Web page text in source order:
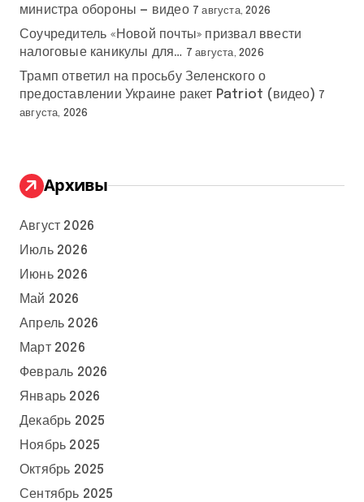
министра обороны — видео 7 августа, 2026
Соучредитель «Новой почты» призвал ввести
налоговые каникулы для… 7 августа, 2026
Трамп ответил на просьбу Зеленского о
предоставлении Украине ракет Patriot (видео) 7
августа, 2026
Архивы
Август 2026
Июль 2026
Июнь 2026
Май 2026
Апрель 2026
Март 2026
Февраль 2026
Январь 2026
Декабрь 2025
Ноябрь 2025
Октябрь 2025
Сентябрь 2025